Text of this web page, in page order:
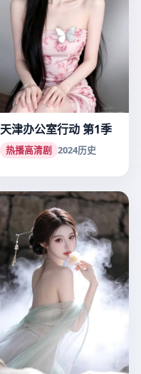
天津办公室行动 第1季
热播高清剧 2024历史